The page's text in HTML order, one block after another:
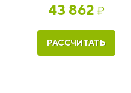
43 862 ₽
РАССЧИТАТЬ